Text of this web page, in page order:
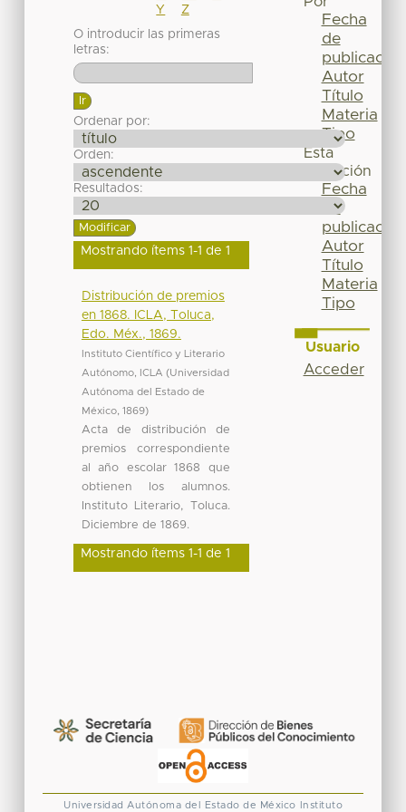
Y
Z
O introducir las primeras
letras:
Ordenar por:
Orden:
Resultados:
Mostrando ítems 1-1 de 1
Distribución de premios
en 1868. ICLA, Toluca,
Edo. Méx., 1869.
Instituto Científico y Literario
Autónomo, ICLA (Universidad
Autónoma del Estado de
México, 1869)
Acta de distribución de
premios correspondiente
al año escolar 1868 que
obtienen los alumnos.
Instituto Literario, Toluca.
Diciembre de 1869.
Mostrando ítems 1-1 de 1
Fecha
de
publicación
Autor
Título
Materia
Tipo
Esta
colección
Fecha
de
publicación
Autor
Título
Materia
Tipo
Usuario
Acceder
Universidad Autónoma del Estado de México Instituto